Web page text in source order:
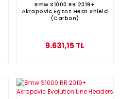
Bmw S1000 RR 2019+
Akrapovic Egzoz Heat Shield
(Carbon)
9.631,15 TL